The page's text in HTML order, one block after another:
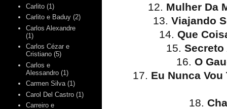
12. Mulher Da
13. Viajando
14. Que
15. Secreto
16. O
17. Eu Nunca Vou
18.
Carlito (1)
Carlito e Baduy (2)
Carlos Alexandre
(1)
Carlos Cézar e
Cristiano (5)
Carlos e
Alessandro (1)
Carmen Silva (1)
Carol Del Castro (1)
Carreiro e